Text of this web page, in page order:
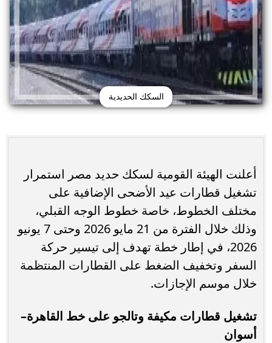
السكك الحديدية
أعلنت الهيئة القومية لسكك حديد مصر استمرار
تشغيل قطارات عيد الأضحى الإضافية على
مختلف الخطوط، خاصة خطوط الوجه القبلي،
وذلك خلال الفترة من 21 مايو 2026 وحتى 7 يونيو
2026، في إطار خطة تهدف إلى تيسير حركة
السفر وتخفيف الضغط على القطارات المنتظمة
خلال موسم الإجازات.
تشغيل قطارات مكيفة وتالجو على خط القاهرة–
أسوان